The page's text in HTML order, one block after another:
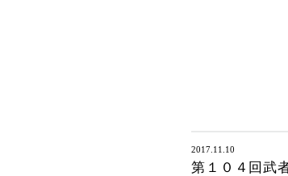
2017.11.10
第１０４回武